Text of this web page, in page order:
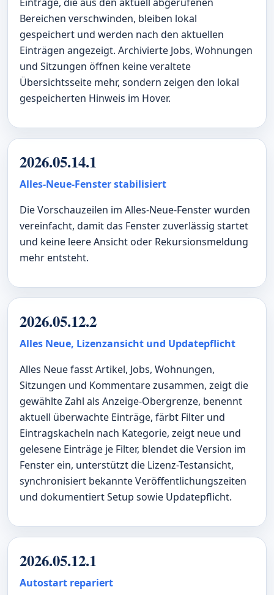
Bereichen verschwinden, bleiben lokal
gespeichert und werden nach den aktuellen
Einträgen angezeigt. Archivierte Jobs, Wohnungen
und Sitzungen öffnen keine veraltete
Übersichtsseite mehr, sondern zeigen den lokal
gespeicherten Hinweis im Hover.
2026.05.14.1
Alles-Neue-Fenster stabilisiert
Die Vorschauzeilen im Alles-Neue-Fenster wurden
vereinfacht, damit das Fenster zuverlässig startet
und keine leere Ansicht oder Rekursionsmeldung
mehr entsteht.
2026.05.12.2
Alles Neue, Lizenzansicht und Updatepflicht
Alles Neue fasst Artikel, Jobs, Wohnungen,
Sitzungen und Kommentare zusammen, zeigt die
gewählte Zahl als Anzeige-Obergrenze, benennt
aktuell überwachte Einträge, färbt Filter und
Eintragskacheln nach Kategorie, zeigt neue und
gelesene Einträge je Filter, blendet die Version im
Fenster ein, unterstützt die Lizenz-Testansicht,
synchronisiert bekannte Veröffentlichungszeiten
und dokumentiert Setup sowie Updatepflicht.
2026.05.12.1
Autostart repariert